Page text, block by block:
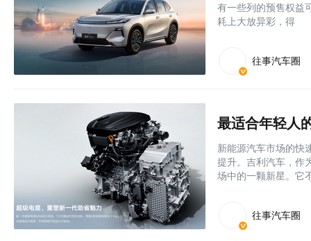
有一些列的预售权益
耗上大放异彩，得
往事汽车圈
最适合年轻人
新能源汽车市场的快
提升。吉利汽车，作
场中的一颗新星。它
往事汽车圈